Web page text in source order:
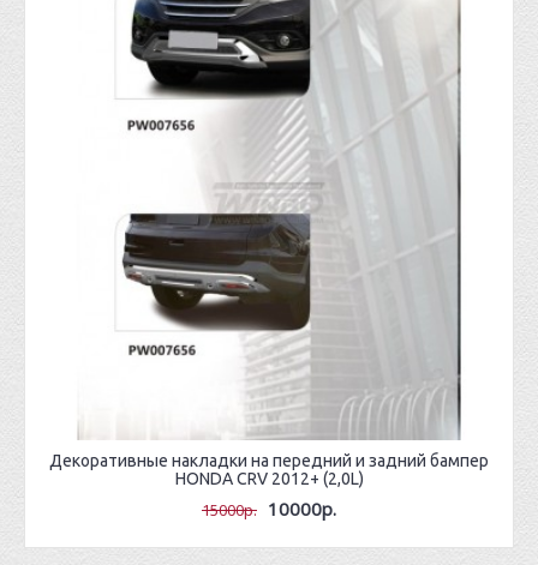
Декоративные накладки на передний и задний бампер
HONDA CRV 2012+ (2,0L)
15000р. 10000р.